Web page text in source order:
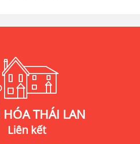
HÓA THÁI LAN
Liên kết